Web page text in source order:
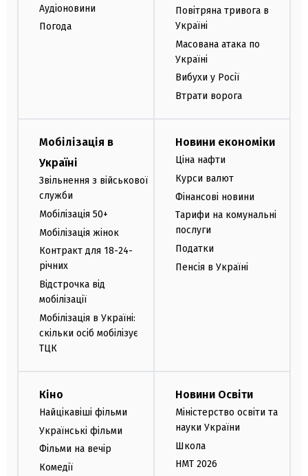
Аудіоновини
Погода
Повітряна тривога в
Україні
Масована атака по
Україні
Вибухи у Росії
Втрати ворога
Мобілізація в
Україні
Звільнення з військової
служби
Мобілізація 50+
Мобілізація жінок
Контракт для 18-24-
річних
Відстрочка від
мобілізації
Мобілізація в Україні:
скільки осіб мобілізує
ТЦК
Новини економіки
Ціна нафти
Курси валют
Фінансові новини
Тарифи на комунальні
послуги
Податки
Пенсія в Україні
Кіно
Найцікавіші фільми
Українські фільми
Фільми на вечір
Комедії
Новини Освіти
Міністерство освіти та
науки України
Школа
НМТ 2026